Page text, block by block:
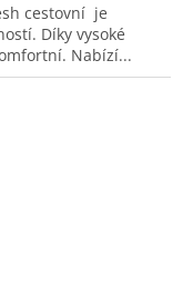
cestovní je
Díky vysoké
Nabízí...